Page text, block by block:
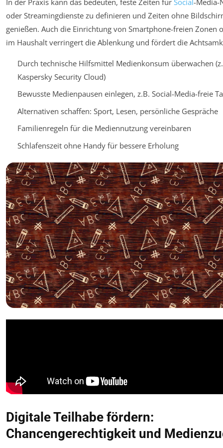
oder Streamingdienste zu definieren und Zeiten ohne
genießen. Auch die Einrichtung von Smartphone-freien Zonen
im Haushalt verringert die Ablenkung und fördert die
Durch technische Hilfsmittel Medienkonsum überwachen
Kaspersky Security Cloud)
Bewusste Medienpausen einlegen, z.B. Social-Media-freie
Alternativen schaffen: Sport, Lesen, persönliche Gespräche
Familienregeln für die Mediennutzung vereinbaren
Schlafenszeit ohne Handy für bessere Erholung
Digitale Teilhabe fördern:
Chancengerechtigkeit und